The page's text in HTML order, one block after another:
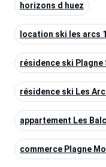
horizons d huez
location ski les arcs
résidence ski Plagne
résidence ski Les
appartement Les
commerce Plagne